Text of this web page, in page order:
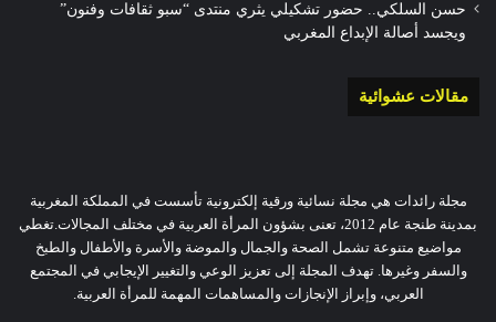
حسن السلكي.. حضور تشكيلي يثري منتدى “سبو ثقافات وفنون”
ويجسد أصالة الإبداع المغربي
مقالات عشوائية
مجلة رائدات هي مجلة نسائية ورقية إلكترونية تأسست في المملكة المغربية
بمدينة طنجة عام 2012، تعنى بشؤون المرأة العربية في مختلف المجالات.تغطي
مواضيع متنوعة تشمل الصحة والجمال والموضة والأسرة والأطفال والطبخ
والسفر وغيرها. تهدف المجلة إلى تعزيز الوعي والتغيير الإيجابي في المجتمع
العربي، وإبراز الإنجازات والمساهمات المهمة للمرأة العربية.